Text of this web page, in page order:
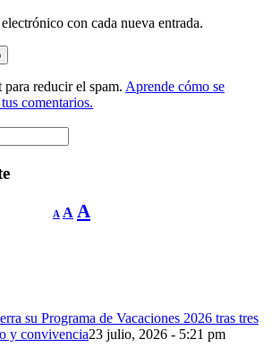
con cada nueva entrada.
reducir el spam. Aprende cómo se
comentarios.
A
Reducir
tamaño
A Restablecer
tamaño
A
su Programa de Vacaciones 2026 tras tres
y convivencia23 julio, 2026 - 5:21 pm